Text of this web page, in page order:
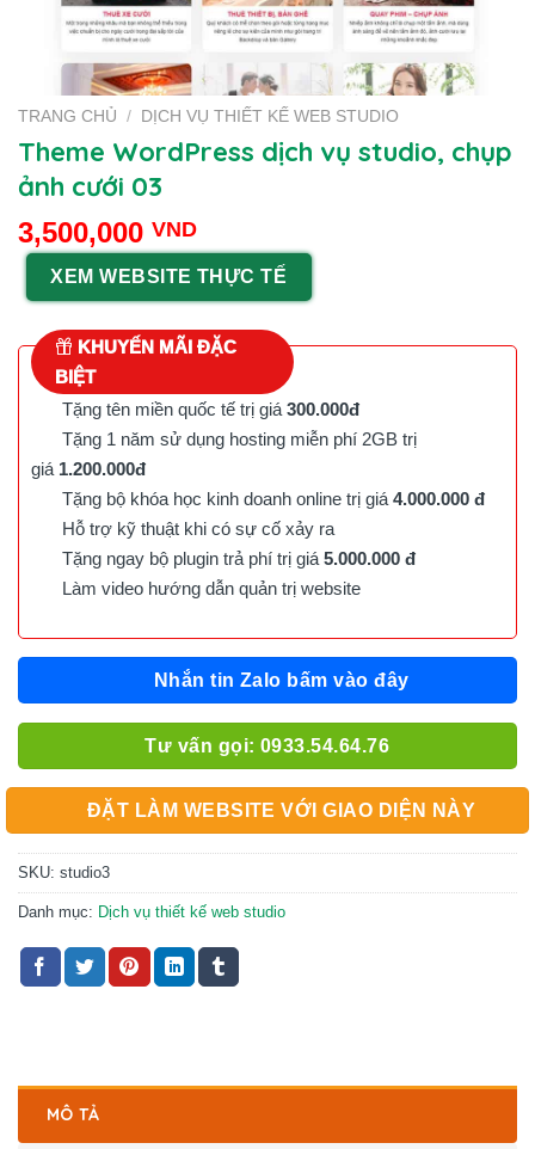
TRANG CHỦ / DỊCH VỤ THIẾT KẾ WEB STUDIO
Theme WordPress dịch vụ studio, chụp
ảnh cưới 03
3,500,000 VND
XEM WEBSITE THỰC TẾ
KHUYẾN MÃI ĐẶC
BIỆT
Tặng tên miền quốc tế trị giá 300.000đ
Tặng 1 năm sử dụng hosting miễn phí 2GB trị
giá 1.200.000đ
Tặng bộ khóa học kinh doanh online trị giá 4.000.000 đ
Hỗ trợ kỹ thuật khi có sự cố xảy ra
Tặng ngay bộ plugin trả phí trị giá 5.000.000 đ
Làm video hướng dẫn quản trị website
Nhắn tin Zalo bấm vào đây
Tư vấn gọi: 0933.54.64.76
ĐẶT LÀM WEBSITE VỚI GIAO DIỆN NÀY
SKU: studio3
Danh mục: Dịch vụ thiết kế web studio
MÔ TẢ